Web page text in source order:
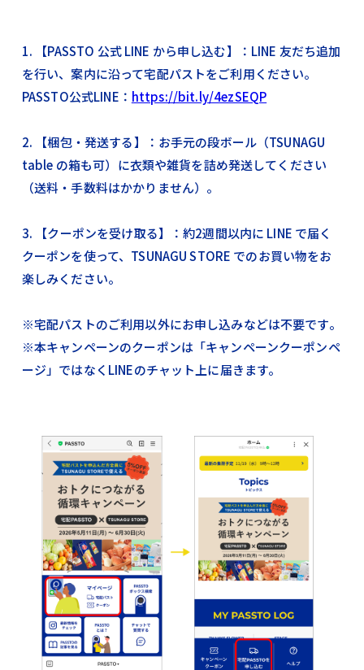
1. 【PASSTO 公式 LINE から申し込む】：LINE 友だち追加
を行い、案内に沿って宅配パストをご利用ください。
PASSTO公式LINE： https://bit.ly/4ezSEQP
2. 【梱包・発送する】：お手元の段ボール（TSUNAGU
table の箱も可）に衣類や雑貨を詰め発送してください
（送料・手数料はかかりません）。
3. 【クーポンを受け取る】：約2週間以内に LINE で届く
クーポンを使って、TSUNAGU STORE でのお買い物をお
楽しみください。
※宅配パストのご利用以外にお申し込みなどは不要です。
※本キャンペーンのクーポンは「キャンペーンクーポンペ
ージ」ではなくLINEのチャット上に届きます。